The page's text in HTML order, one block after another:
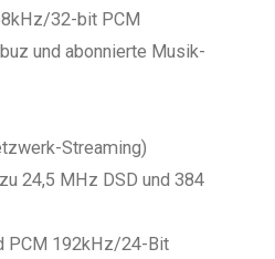
32-bit PCM
und abonnierte Musik-
Streaming)
24,5 MHz DSD und 384
PCM 192kHz/24-Bit